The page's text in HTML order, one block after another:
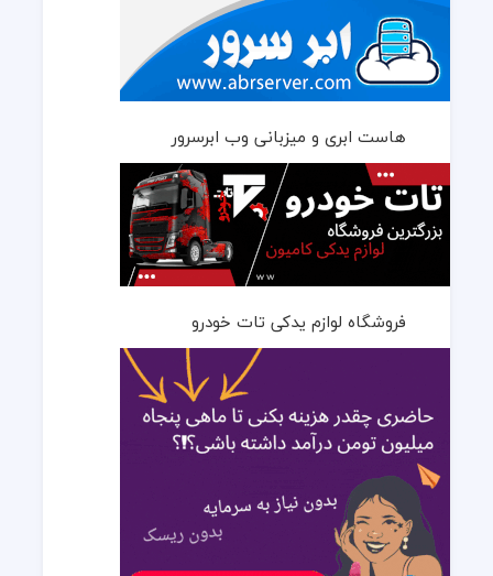
هاست ابری و میزبانی وب ابرسرور
فروشگاه لوازم یدکی تات خودرو